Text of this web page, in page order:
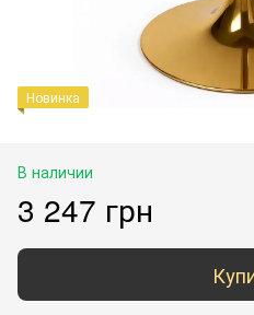
Новинка
В наличии
3 247 грн